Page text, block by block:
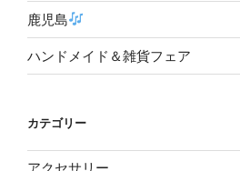
鹿児島
ハンドメイド＆雑貨フェア
カテゴリー